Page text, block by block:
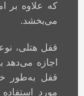
که علاوه بر
می‌بخشد.
قفل هتلی،
اجازه می‌دهد
قفل به‌طور
مورد